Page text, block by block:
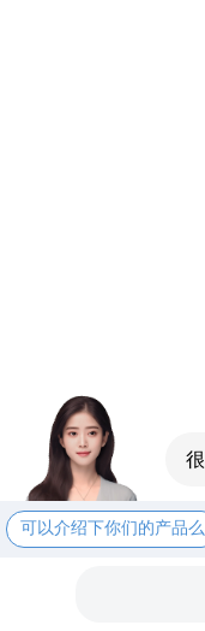
可以介绍下你们的产品么